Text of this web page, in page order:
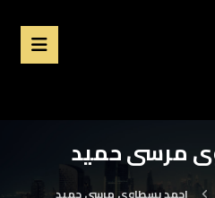
مرسى حميد